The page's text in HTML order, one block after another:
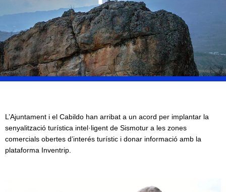
L’Ajuntament i el Cabildo han arribat a un acord per implantar la
senyalització turística intel·ligent de Sismotur a les zones
comercials obertes d’interés turístic i donar informació amb la
plataforma Inventrip.